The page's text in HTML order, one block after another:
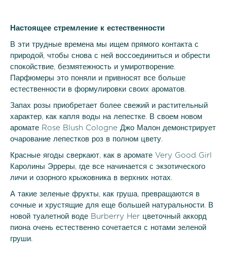
Настоящее стремление к естественности
В эти трудные времена мы ищем прямого контакта с
природой, чтобы снова с ней воссоединиться и обрести
спокойствие, безмятежность и умиротворение.
Парфюмеры это поняли и привносят все больше
естественности в формулировки своих ароматов.
Запах розы приобретает более свежий и растительный
характер, как капля воды на лепестке. В своем новом
аромате Rose Blush Cologne Джо Малон демонстрирует
очарование лепестков роз в полном цвету.
Красные ягоды сверкают, как в аромате Very Good Girl
Каролины Эрреры, где все начинается с экзотического
личи и озорного крыжовника в верхних нотах.
А такие зеленые фрукты, как груша, превращаются в
сочные и хрустящие для еще большей натуральности. В
новой туалетной воде Burberry Her цветочный аккорд
пиона очень естественно сочетается с нотами зеленой
груши.